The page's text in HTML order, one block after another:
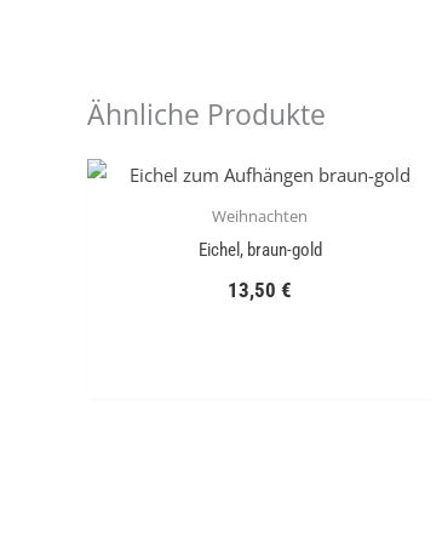
Ähnliche Produkte
Weihnachten
Eichel, braun-gold
13,50 €